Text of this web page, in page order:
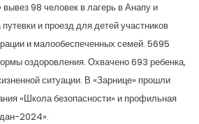
98 человек в лагерь в Анапу и
и проезд для детей участников
и малообеспеченных семей. 5695
оздоровления. Охвачено 693 ребенка,
ситуации. В «Зарнице» прошли
«Школа безопасности» и профильная
2024».